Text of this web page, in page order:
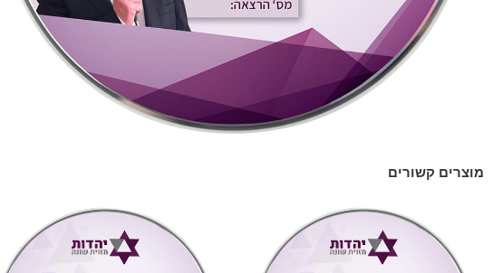
מוצרים קשורים